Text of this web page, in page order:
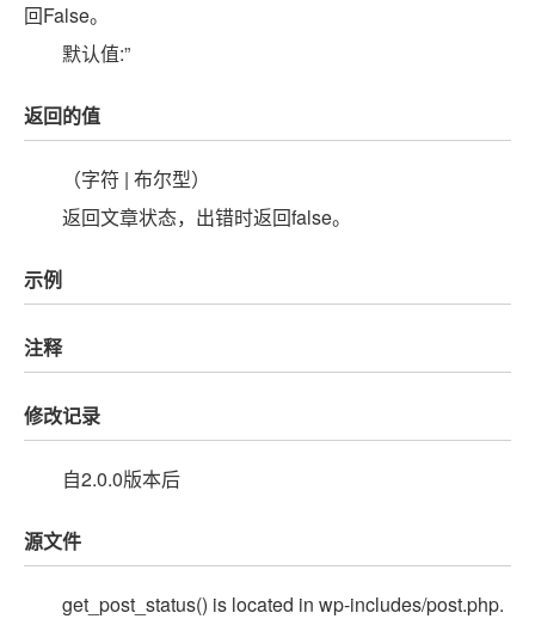
回False。
默认值:”
返回的值
（字符 | 布尔型）
返回文章状态，出错时返回false。
示例
注释
修改记录
自2.0.0版本后
源文件
get_post_status() is located in wp-includes/post.php.